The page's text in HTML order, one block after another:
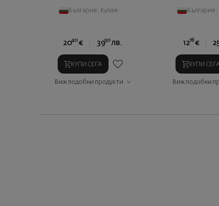
България Купаж
2040 € 3990 лв.
КУПИ СЕГА
Виж подобни продукти
България
1278 €
КУПИ
Виж подобни